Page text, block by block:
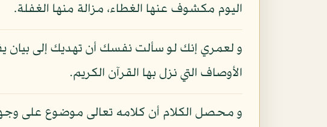
اليوم مكشوف عنها الغطاء، مزالة منها الغفلة.
و لعمري إنك لو سألت نفسك أن تهديك إلى بيان
الأوصاف التي نزل بها القرآن الكريم.
و محصل الكلام أن كلامه تعالى موضوع على